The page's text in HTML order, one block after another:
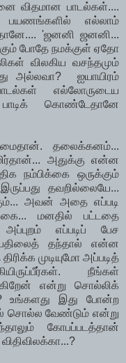
விதமான பாடல்கள்....
பயணங்களில் எல்லாம்
'ஜனனி ஜனனி...
போதே நமக்குள் ஏதோ
விலகிய வசந்தமும்
அல்லவா? ஐயாயிரம்
எல்லோருடைய
பாடிக் கொண்டேதானே
தலைக்கனம்...
அதுக்கு என்ன
நம்பிக்கை ஒருக்கும்
தவறில்லையே...
அவன் அதை எப்படி
மனதில் பட்டதை
எப்படிப் பேச
தந்தால் என்ன
முடியுமோ அப்படித்
நீங்கள்
என்று சொல்லிக்
உங்களது இது போன்ற
சொல்ல வேண்டும் என்று
கோபப்படத்தான்